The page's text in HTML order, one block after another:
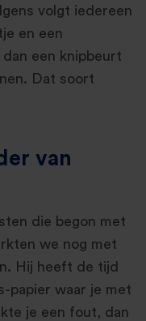
volgt iedereen
en een
een knipbeurt
Dat soort
van
die begon met
we nog met
Hij heeft de tijd
papier waar je met
je een fout, dan